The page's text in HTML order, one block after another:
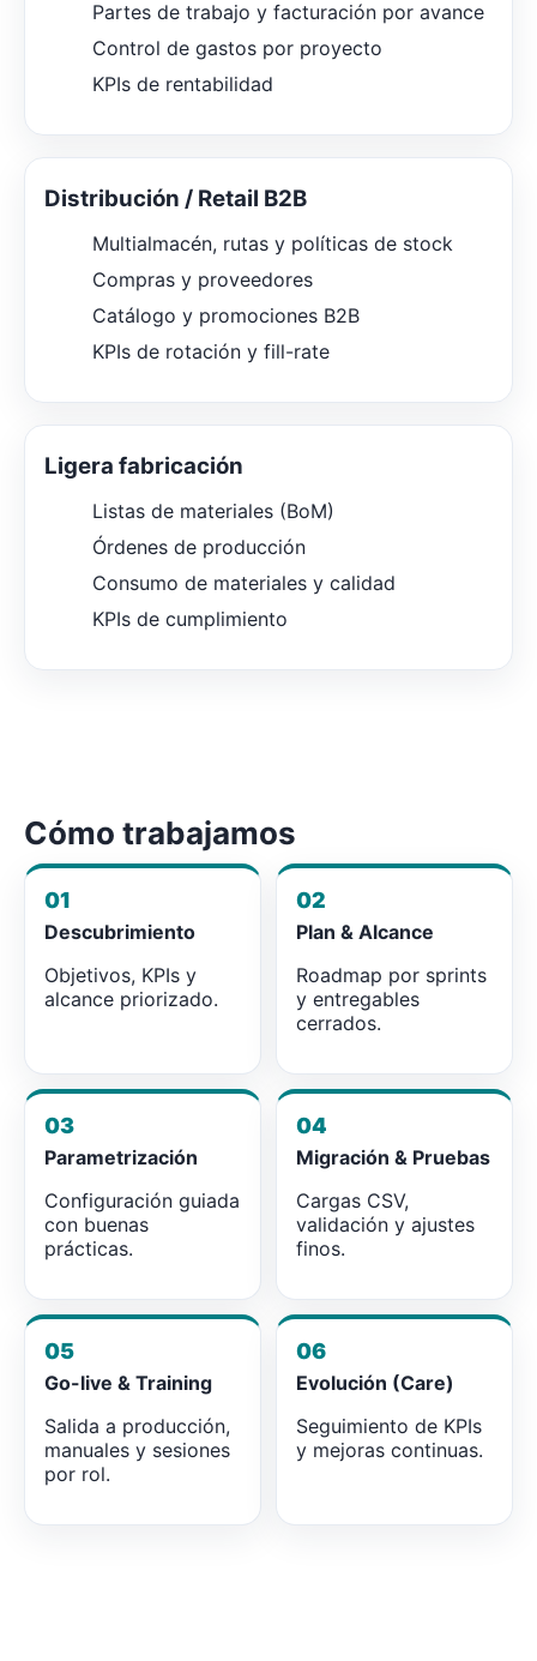
Partes de trabajo y facturación por avance
Control de gastos por proyecto
KPIs de rentabilidad
Distribución / Retail B2B
Multialmacén, rutas y políticas de stock
Compras y proveedores
Catálogo y promociones B2B
KPIs de rotación y fill-rate
Ligera fabricación
Listas de materiales (BoM)
Órdenes de producción
Consumo de materiales y calidad
KPIs de cumplimiento
Cómo trabajamos
01
Descubrimiento
Objetivos, KPIs y
alcance priorizado.
02
Plan & Alcance
Roadmap por sprints
y entregables
cerrados.
03
Parametrización
Configuración guiada
con buenas
prácticas.
04
Migración & Pruebas
Cargas CSV,
validación y ajustes
finos.
05
Go-live & Training
Salida a producción,
manuales y sesiones
por rol.
06
Evolución (Care)
Seguimiento de KPIs
y mejoras continuas.